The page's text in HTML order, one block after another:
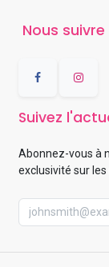
Nous suivre
Suivez
Abonnez-vous à
exclusivité sur